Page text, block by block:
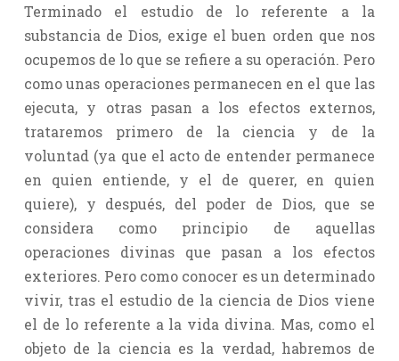
Terminado el estudio de lo referente a la
substancia de Dios, exige el buen orden que nos
ocupemos de lo que se refiere a su operación. Pero
como unas operaciones permanecen en el que las
ejecuta, y otras pasan a los efectos externos,
trataremos primero de la ciencia y de la
voluntad (ya que el acto de entender permanece
en quien entiende, y el de querer, en quien
quiere), y después, del poder de Dios, que se
considera como principio de aquellas
operaciones divinas que pasan a los efectos
exteriores. Pero como conocer es un determinado
vivir, tras el estudio de la ciencia de Dios viene
el de lo referente a la vida divina. Mas, como el
objeto de la ciencia es la verdad, habremos de